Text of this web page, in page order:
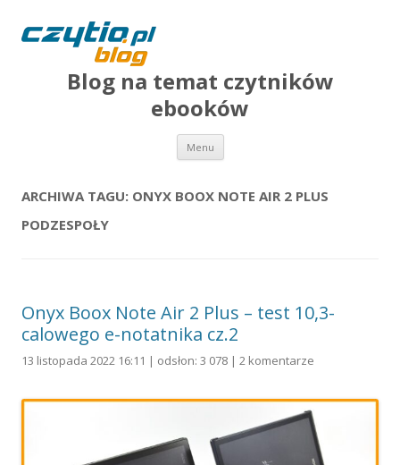
Blog na temat czytników
ebooków
Menu Przejdź do treści
ARCHIWA TAGU: ONYX BOOX NOTE AIR 2 PLUS
PODZESPOŁY
Onyx Boox Note Air 2 Plus – test 10,3-
calowego e-notatnika cz.2
13 listopada 2022 16:11 | odsłon: 3 078 | 2 komentarze